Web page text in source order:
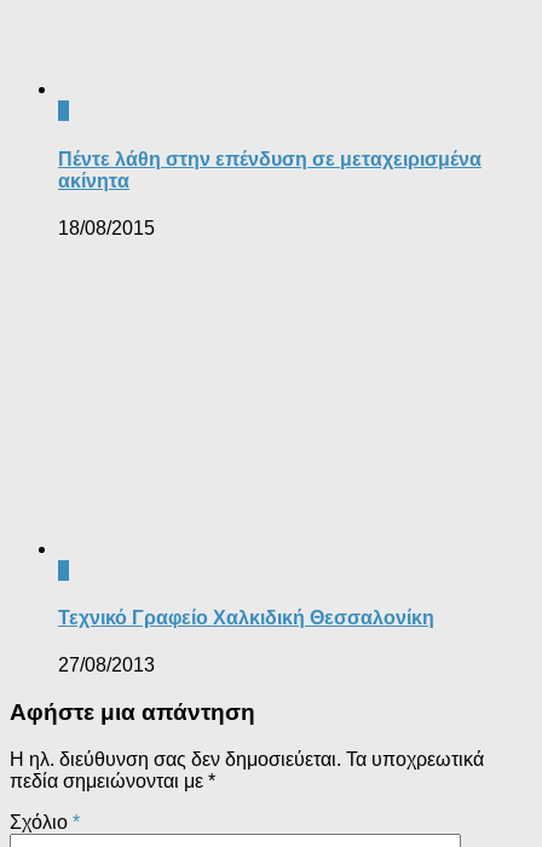
Πέντε λάθη στην επένδυση σε μεταχειρισμένα
ακίνητα
18/08/2015
Τεχνικό Γραφείο Χαλκιδική Θεσσαλονίκη
27/08/2013
Αφήστε μια απάντηση
Η ηλ. διεύθυνση σας δεν δημοσιεύεται. Τα υποχρεωτικά
πεδία σημειώνονται με *
Σχόλιο *